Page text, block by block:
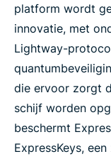
platform wordt
innovatie, met
Lightway-
die ervoor zorgt
schijf worden
beschermt
ExpressKeys,